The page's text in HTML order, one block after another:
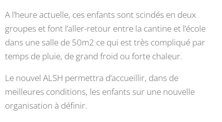
A l’heure actuelle, ces enfants sont scindés en deux
groupes et font l’aller-retour entre la cantine et l’école
dans une salle de 50m2 ce qui est très compliqué par
temps de pluie, de grand froid ou forte chaleur.
Le nouvel ALSH permettra d’accueillir, dans de
meilleures conditions, les enfants sur une nouvelle
organisation à définir.